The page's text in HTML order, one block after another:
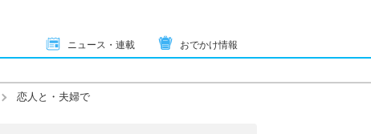
ニュース・連載 おでかけ情報
恋人と・夫婦で